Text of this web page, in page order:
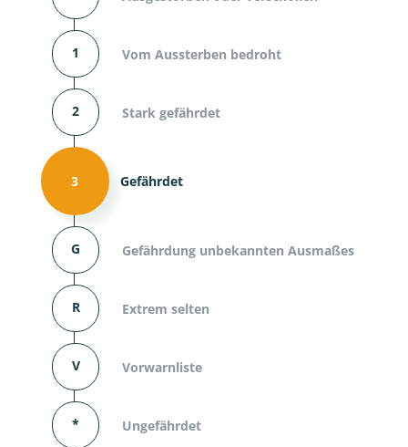
1 Vom Aussterben bedroht
2 Stark gefährdet
3 Gefährdet
G Gefährdung unbekannten Ausmaßes
R Extrem selten
V Vorwarnliste
* Ungefährdet